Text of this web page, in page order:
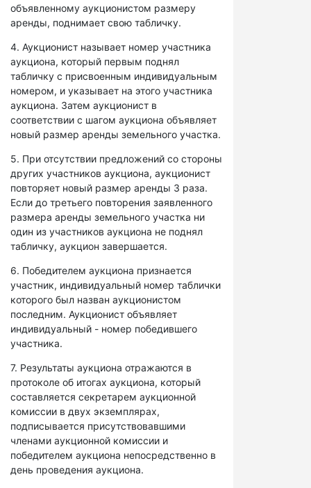
объявленному аукционистом размеру
аренды, поднимает свою табличку.
4. Аукционист называет номер участника
аукциона, который первым поднял
табличку с присвоенным индивидуальным
номером, и указывает на этого участника
аукциона. Затем аукционист в
соответствии с шагом аукциона объявляет
новый размер аренды земельного участка.
5. При отсутствии предложений со стороны
других участников аукциона, аукционист
повторяет новый размер аренды 3 раза.
Если до третьего повторения заявленного
размера аренды земельного участка ни
один из участников аукциона не поднял
табличку, аукцион завершается.
6. Победителем аукциона признается
участник, индивидуальный номер таблички
которого был назван аукционистом
последним. Аукционист объявляет
индивидуальный - номер победившего
участника.
7. Результаты аукциона отражаются в
протоколе об итогах аукциона, который
составляется секретарем аукционной
комиссии в двух экземплярах,
подписывается присутствовавшими
членами аукционной комиссии и
победителем аукциона непосредственно в
день проведения аукциона.